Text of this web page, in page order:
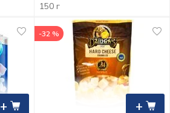
150 г
+ +
-32 %